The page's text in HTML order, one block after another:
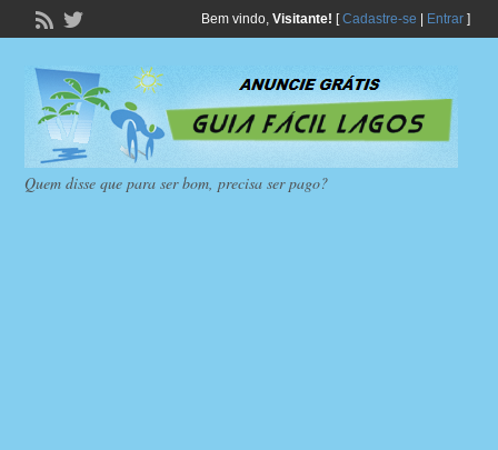
Bem vindo, Visitante! [Cadastre-se Entrar]
Quem disse que para ser bom, precisa ser pago?